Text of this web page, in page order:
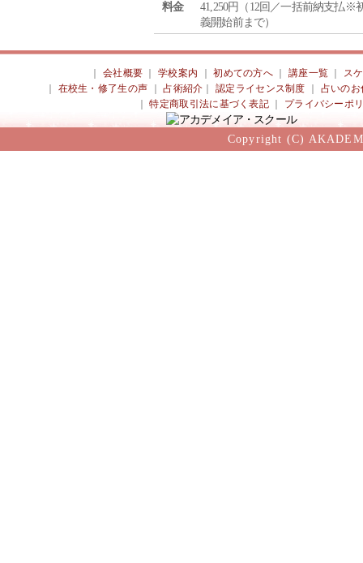
料金
41,250円（12回／一括前納支払※
義開始前まで）
会社概要 ｜学校案内 ｜初めての方へ 講座一覧
ス
在校生・修了生の声 ｜占術紹介 ｜認定ライセンス制度
占いのお
｜特定商取引法に基づく表記 プライバシーポ
Copyright (C)